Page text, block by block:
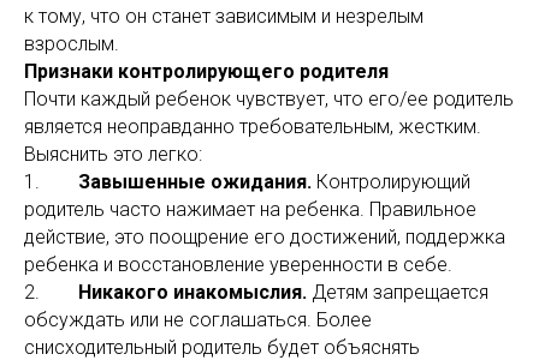
к тому, что он станет зависимым и незрелым
взрослым.
Признаки контролирующего родителя
Почти каждый ребенок чувствует, что его/ее родитель
является неоправданно требовательным, жестким.
Выяснить это легко:
1. Завышенные ожидания. Контролирующий
родитель часто нажимает на ребенка. Правильное
действие, это поощрение его достижений, поддержка
ребенка и восстановление уверенности в себе.
2. Никакого инакомыслия. Детям запрещается
обсуждать или не соглашаться. Более
снисходительный родитель будет объяснять